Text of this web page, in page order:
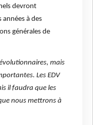
devront
années à des
générales de
mais
Les EDV
il faudra que les
nous mettrons à